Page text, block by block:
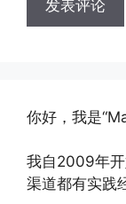
你好，我是
我自2009年
渠道都有实践